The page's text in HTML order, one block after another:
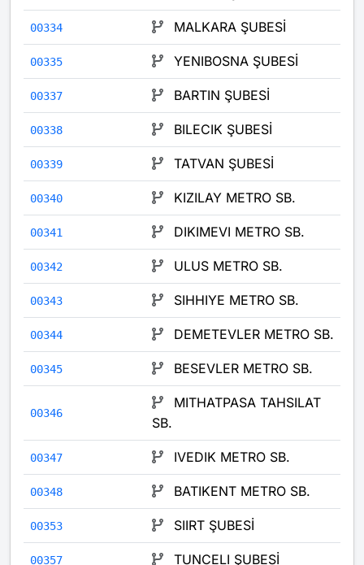
00334 MALKARA ŞUBESİ
00335 YENIBOSNA ŞUBESİ
00337 BARTIN ŞUBESİ
00338 BILECIK ŞUBESİ
00339 TATVAN ŞUBESİ
00340 KIZILAY METRO SB.
00341 DIKIMEVI METRO SB.
00342 ULUS METRO SB.
00343 SIHHIYE METRO SB.
00344 DEMETEVLER METRO SB.
00345 BESEVLER METRO SB.
00346
MITHATPASA TAHSILAT
SB.
00347 IVEDIK METRO SB.
00348 BATIKENT METRO SB.
00353 SIIRT ŞUBESİ
00357 TUNCELI ŞUBESİ